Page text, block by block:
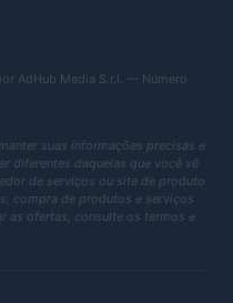
AdHub Media S.r.l. — Número
suas informações precisas e
diferentes daquelas que você vê
de serviços ou site de produto
compra de produtos e serviços
as ofertas, consulte os termos e